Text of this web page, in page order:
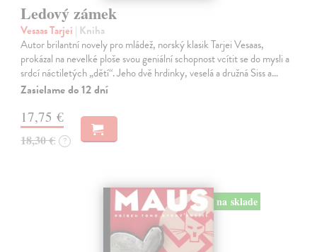
Ledový zámek
Vesaas Tarjei | Kniha
Autor brilantní novely pro mládež, norský klasik Tarjei Vesaas,
prokázal na nevelké ploše svou geniální schopnost vcítit se do mysli a
srdcí náctiletých „dětí“. Jeho dvě hrdinky, veselá a družná Siss a…
Zasielame do 12 dní
17,75 €
18,30 € ?
na sklade